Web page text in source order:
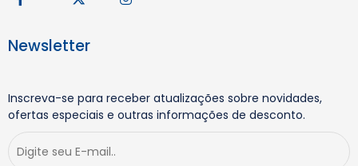
Newsletter
Inscreva-se para receber atualizações sobre novidades,
ofertas especiais e outras informações de desconto.